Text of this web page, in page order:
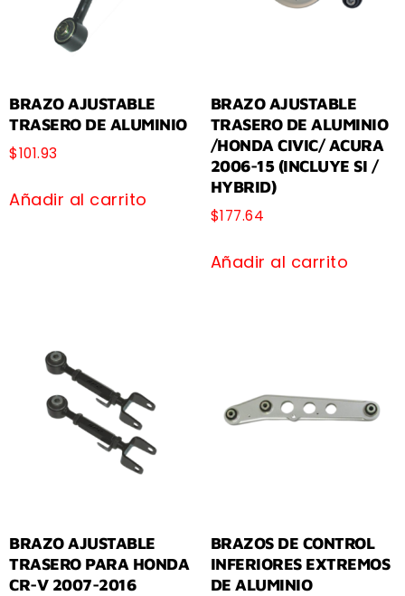
BRAZO AJUSTABLE
TRASERO DE ALUMINIO
$101.93
Añadir al carrito
BRAZO AJUSTABLE
TRASERO DE ALUMINIO
/HONDA CIVIC/ ACURA
2006-15 (INCLUYE SI /
HYBRID)
$177.64
Añadir al carrito
BRAZO AJUSTABLE
TRASERO PARA HONDA
CR-V 2007-2016
BRAZOS DE CONTROL
INFERIORES EXTREMOS
DE ALUMINIO